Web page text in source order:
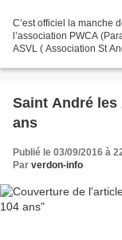
C’est officiel la manche
l’association PWCA
ASVL ( Association St
Saint André les
ans
Publié le 03/09/2016 à
Par verdon-info